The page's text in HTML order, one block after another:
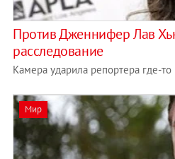
Против Дженнифер Лав
расследование
Камера ударила репортера где-то
Мир